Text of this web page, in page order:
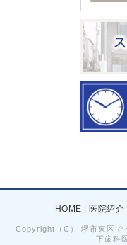
HOME | 医院紹介
Copyright（C） 堺市東区で
下歯科